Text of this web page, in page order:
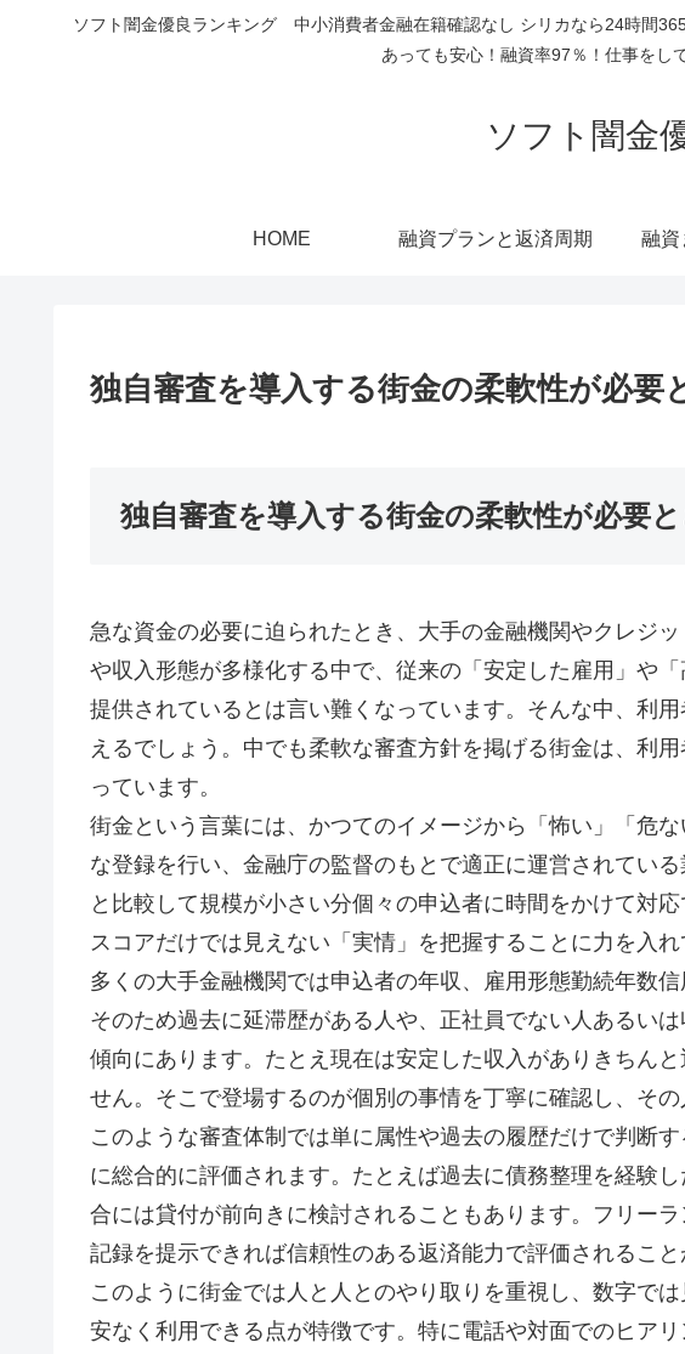
ソフト闇金優良ランキング 中小消費者金融在籍確認なし シリカなら24時間
あっても安心！融資率97％！仕事をし
ソフト闇金
HOME 融資プランと返済周期 融資
独自審査を導入する街金の柔軟性が必要
独自審査を導入する街金の柔軟性が必要
急な資金の必要に迫られたとき、大手の金融機関やクレジ
や収入形態が多様化する中で、従来の「安定した雇用」や
提供されているとは言い難くなっています。そんな中、利
えるでしょう。中でも柔軟な審査方針を掲げる街金は、利
っています。
街金という言葉には、かつてのイメージから「怖い」「危
な登録を行い、金融庁の監督のもとで適正に運営されてい
と比較して規模が小さい分個々の申込者に時間をかけて対
スコアだけでは見えない「実情」を把握することに力を入
多くの大手金融機関では申込者の年収、雇用形態勤続年数
そのため過去に延滞歴がある人や、正社員でない人あるい
傾向にあります。たとえ現在は安定した収入がありきちん
せん。そこで登場するのが個別の事情を丁寧に確認し、そ
このような審査体制では単に属性や過去の履歴だけで判断
に総合的に評価されます。たとえば過去に債務整理を経験
合には貸付が前向きに検討されることもあります。フリー
記録を提示できれば信頼性のある返済能力で評価されること
このように街金では人と人とのやり取りを重視し、数字で
安なく利用できる点が特徴です。特に電話や対面でのヒア